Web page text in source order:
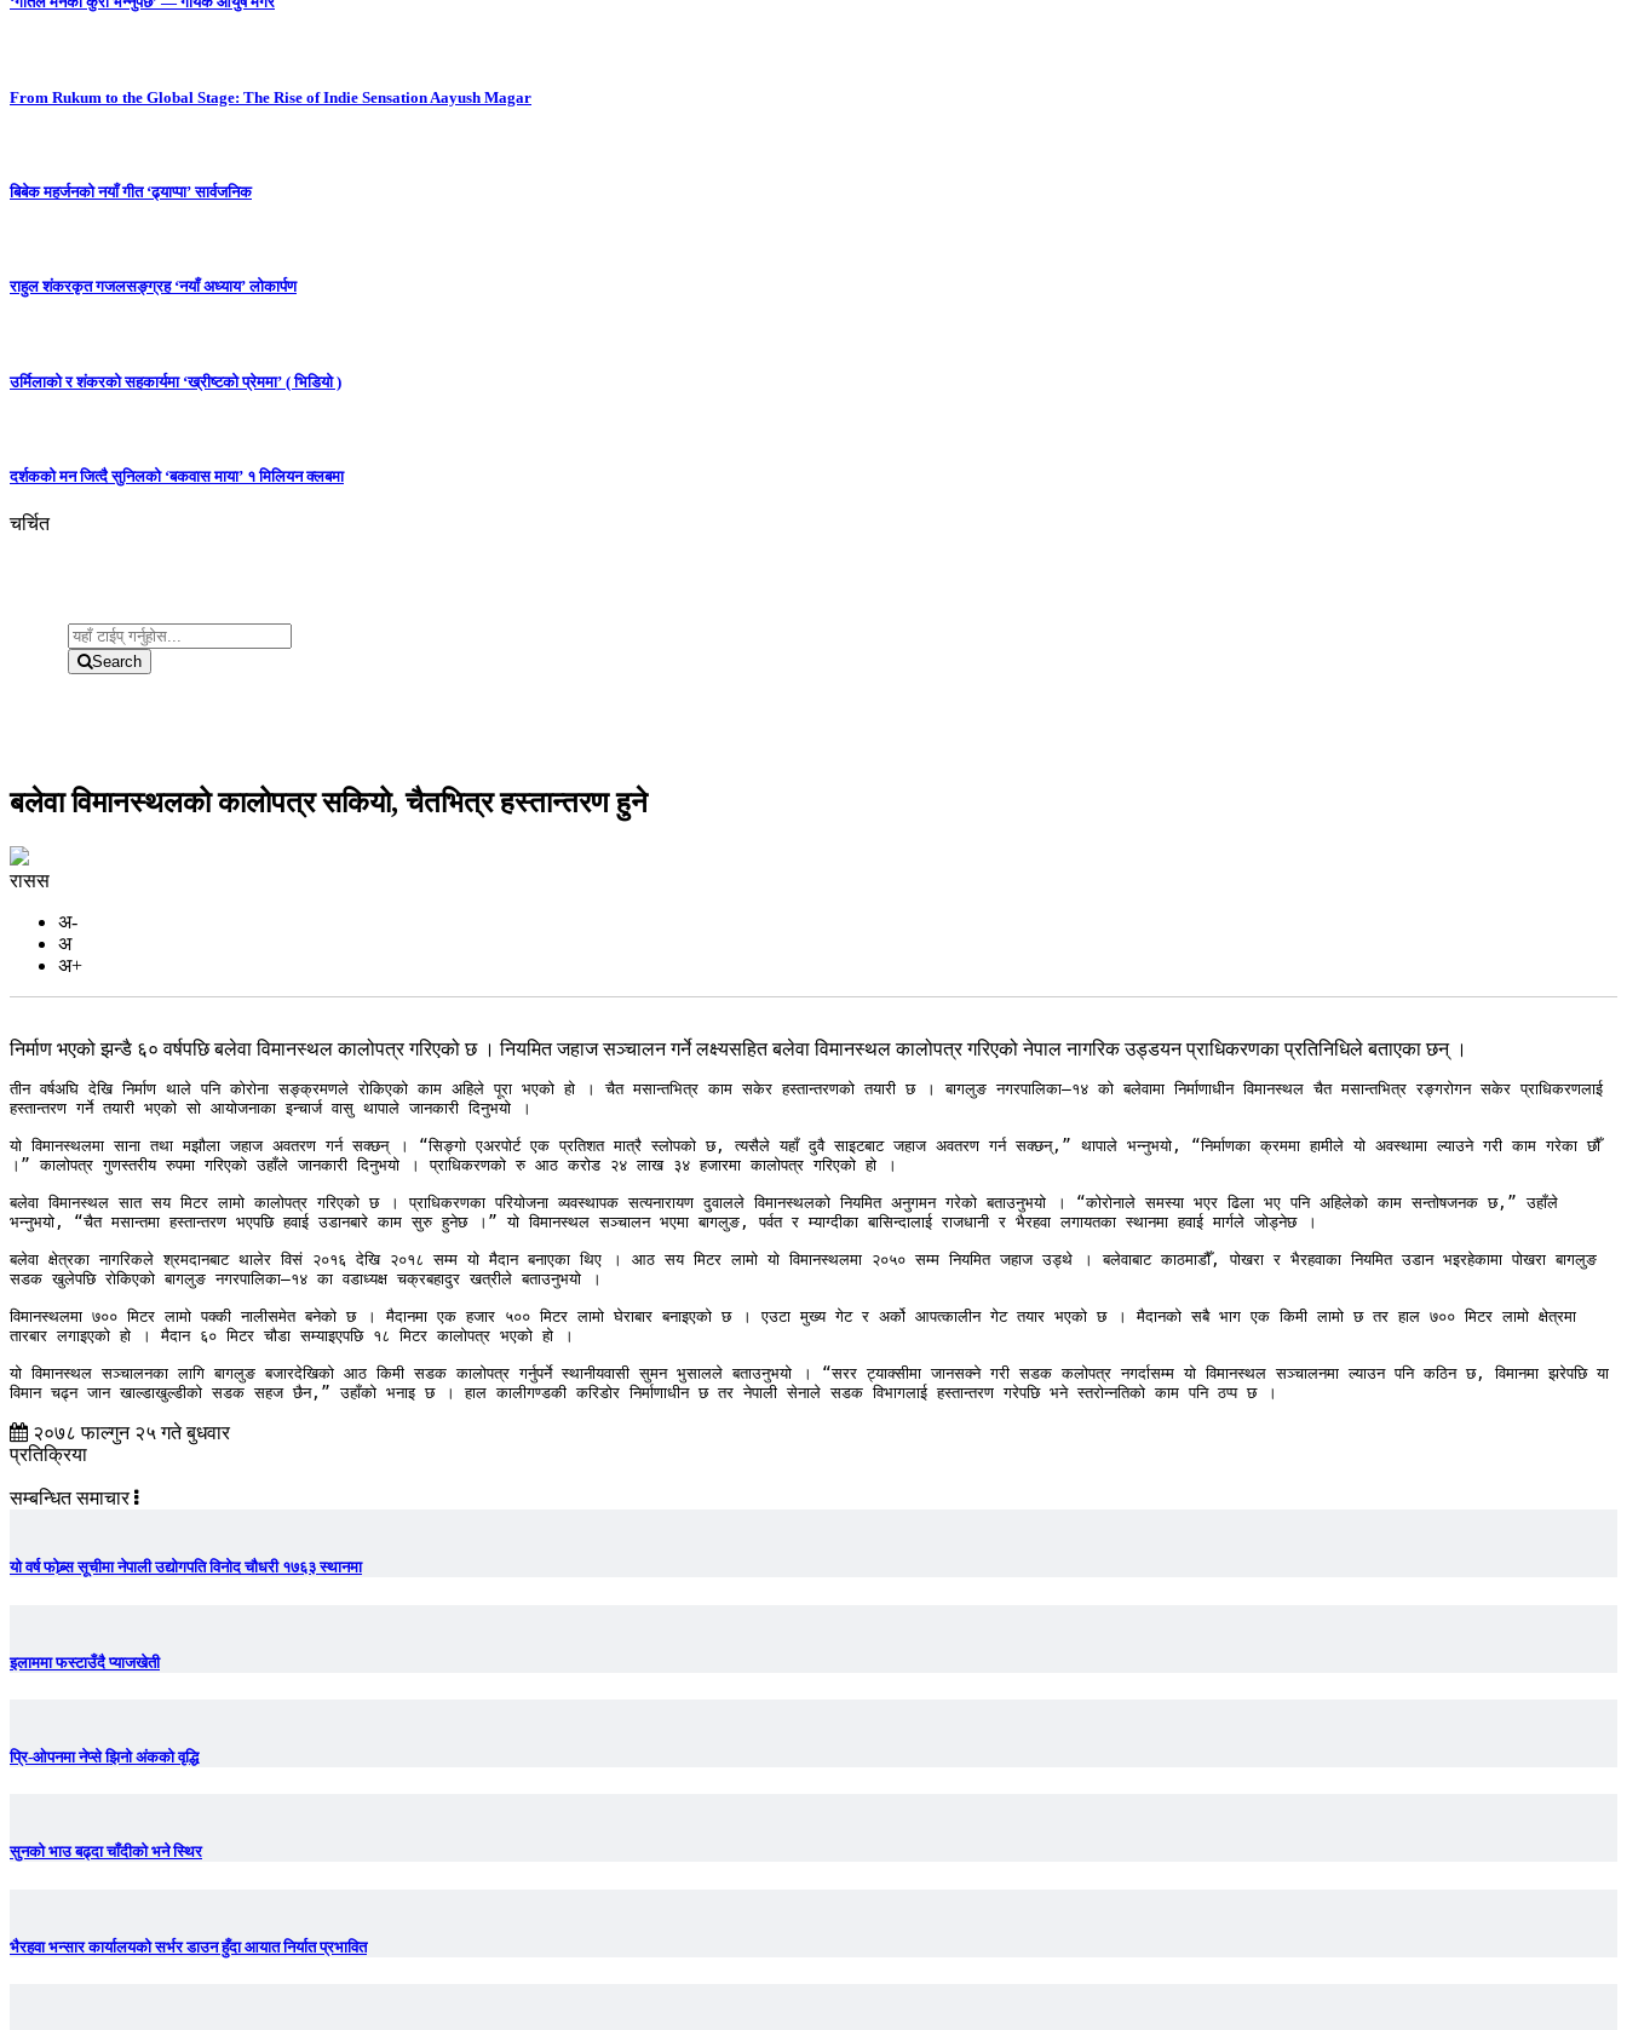
From Rukum to the Global Stage: The Rise of Indie Sensation Aayush Magar
बिबेक महर्जनको नयाँ गीत ‘ढ्याप्पा’ सार्वजनिक
राहुल शंकरकृत गजलसङ्ग्रह ‘नयाँ अध्याय’ लोकार्पण
उर्मिलाको र शंकरको सहकार्यमा ‘ख्रीष्टको प्रेममा’ ( भिडियो )
दर्शकको मन जित्दै सुनिलको ‘बकवास माया’ १ मिलियन क्लबमा
चर्चित
Search
बलेवा विमानस्थलको कालोपत्र सकियो, चैतभित्र हस्तान्तरण हुने
रासस
अ-
अ
अ+
निर्माण भएको झन्डै ६० वर्षपछि बलेवा विमानस्थल कालोपत्र गरिएको छ । नियमित जहाज सञ्चालन गर्ने लक्ष्यसहित बलेवा विमानस्थल कालोपत्र गरिएको नेपाल नागरिक उड्डयन प्राधिकरणका प्रतिनिधिले बताएका छन् ।
तीन वर्षअघि देखि निर्माण थाले पनि कोरोना सङ्क्रमणले रोकिएको काम अहिले पूरा भएको हो । चैत मसान्तभित्र काम सकेर हस्तान्तरणको तयारी छ । बागलुङ नगरपालिका–१४ को बलेवामा निर्माणाधीन विमानस्थल चैत मसान्तभित्र रङ्गरोगन सकेर प्राधिकरणलाई
हस्तान्तरण गर्ने तयारी भएको सो आयोजनाका इन्चार्ज वासु थापाले जानकारी दिनुभयो ।
यो विमानस्थलमा साना तथा मझौला जहाज अवतरण गर्न सक्छन् । “सिङ्गो एअरपोर्ट एक प्रतिशत मात्रै स्लोपको छ, त्यसैले यहाँ दुवै साइटबाट जहाज अवतरण गर्न सक्छन्,” थापाले भन्नुभयो, “निर्माणका क्रममा हामीले यो अवस्थामा ल्याउने गरी काम गरेका छौँ
।” कालोपत्र गुणस्तरीय रुपमा गरिएको उहाँले जानकारी दिनुभयो । प्राधिकरणको रु आठ करोड २४ लाख ३४ हजारमा कालोपत्र गरिएको हो ।
बलेवा विमानस्थल सात सय मिटर लामो कालोपत्र गरिएको छ । प्राधिकरणका परियोजना व्यवस्थापक सत्यनारायण दुवालले विमानस्थलको नियमित अनुगमन गरेको बताउनुभयो । “कोरोनाले समस्या भएर ढिला भए पनि अहिलेको काम सन्तोषजनक छ,” उहाँले
भन्नुभयो, “चैत मसान्तमा हस्तान्तरण भएपछि हवाई उडानबारे काम सुरु हुनेछ ।” यो विमानस्थल सञ्चालन भएमा बागलुङ, पर्वत र म्याग्दीका बासिन्दालाई राजधानी र भैरहवा लगायतका स्थानमा हवाई मार्गले जोड्नेछ ।
बलेवा क्षेत्रका नागरिकले श्रमदानबाट थालेर विसं २०१६ देखि २०१८ सम्म यो मैदान बनाएका थिए । आठ सय मिटर लामो यो विमानस्थलमा २०५० सम्म नियमित जहाज उड्थे । बलेवाबाट काठमाडौँ, पोखरा र भैरहवाका नियमित उडान भइरहेकामा पोखरा बागलुङ
सडक खुलेपछि रोकिएको बागलुङ नगरपालिका–१४ का वडाध्यक्ष चक्रबहादुर खत्रीले बताउनुभयो ।
विमानस्थलमा ७०० मिटर लामो पक्की नालीसमेत बनेको छ । मैदानमा एक हजार ५०० मिटर लामो घेराबार बनाइएको छ । एउटा मुख्य गेट र अर्को आपत्कालीन गेट तयार भएको छ । मैदानको सबै भाग एक किमी लामो छ तर हाल ७०० मिटर लामो क्षेत्रमा
तारबार लगाइएको हो । मैदान ६० मिटर चौडा सम्याइएपछि १८ मिटर कालोपत्र भएको हो ।
यो विमानस्थल सञ्चालनका लागि बागलुङ बजारदेखिको आठ किमी सडक कालोपत्र गर्नुपर्ने स्थानीयवासी सुमन भुसालले बताउनुभयो । “सरर ट्याक्सीमा जानसक्ने गरी सडक कलोपत्र नगर्दासम्म यो विमानस्थल सञ्चालनमा ल्याउन पनि कठिन छ, विमानमा झरेपछि या
विमान चढ्न जान खाल्डाखुल्डीको सडक सहज छैन,” उहाँको भनाइ छ । हाल कालीगण्डकी करिडोर निर्माणाधीन छ तर नेपाली सेनाले सडक विभागलाई हस्तान्तरण गरेपछि भने स्तरोन्नतिको काम पनि ठप्प छ ।
२०७८ फाल्गुन २५ गते बुधवार
प्रतिक्रिया
सम्बन्धित समाचार
यो वर्ष फोब्र्स सूचीमा नेपाली उद्योगपति विनोद चौधरी १७६३ स्थानमा
इलाममा फस्टाउँदै प्याजखेती
प्रि-ओपनमा नेप्से झिनो अंकको वृद्धि
सुनको भाउ बढ्दा चाँदीकाे भने स्थिर
भैरहवा भन्सार कार्यालयको सर्भर डाउन हुँदा आयात निर्यात प्रभावित